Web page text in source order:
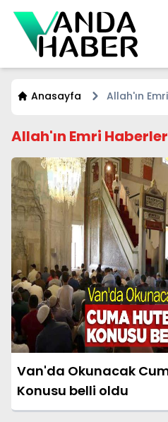
Anasayfa Allah'ın Emri
Allah'ın Emri
Van'da Okunacak
Konusu belli oldu